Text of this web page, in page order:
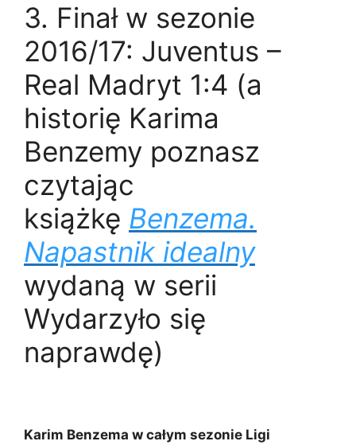
3. Finał w sezonie
2016/17: Juventus –
Real Madryt 1:4 (a
historię Karima
Benzemy poznasz
czytając
książkę Benzema.
Napastnik idealny
wydaną w serii
Wydarzyło się
naprawdę)
Karim Benzema w całym sezonie Ligi